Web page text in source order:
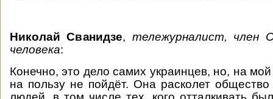
Николай Сванидзе, тележурналист, член
человека:
Конечно, это дело самих украинцев, но, на
на пользу не пойдёт. Она расколет общество